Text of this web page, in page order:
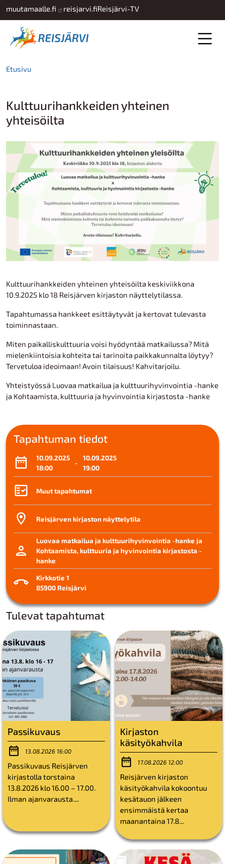
Hyppää pääsisältöön
muutamaalle.fi reisjarvi.fiReisjärvi-TV
Etusivu
Tapahtuman tiedot
10.09.2025
18:00
-
10.09.2025
19:00
Muut tapahtumat
Reisjärven kirjaston näyttelytila
Luovaa matkailua ja kulttuurihyvinvointia -hanke ja
Kohtaamista, kulttuuria ja hyvinvointia kirjastosta -
hanke
Kirkkotie 1
85900 Reisjärvi
Kulttuurihankkeiden yhteinen
yhteisöilta
Kulttuurihankkeiden yhteinen yhteisöilta keskiviikkona
10.9.2025 klo 18 Reisjärven kirjaston näyttelytilassa.
Tapahtumassa hankkeet esittäytyvät ja kertovat tulevasta
toiminnastaan.
Miten paikalliskulttuuria voisi hyödyntää matkailussa? Mitä
mielenkiintoisia kohteita tai tarinoita paikkakunnalta löytyy?
Tervetuloa ideoimaan! Avoin tilaisuus! Kahvitarjoilu.
Yhteistyössä Luovaa matkailua ja kulttuurihyvinvointia -hanke
ja Kohtaamista, kulttuuria ja hyvinvointia kirjastosta -hanke
Tulevat tapahtumat
Passikuvaus
13.08.2026 16:00
Passikuvaus Reisjärven
kirjastolla torstaina
13.8.2026 klo 16.00 – 17.00.
Ilman ajanvarausta....
Kirjaston
käsityökahvila
17.08.2026 12:00
Reisjärven kirjaston
käsityökahvila kokoontuu
kesätauon jälkeen
ensimmäistä kertaa
maanantaina 17.8...